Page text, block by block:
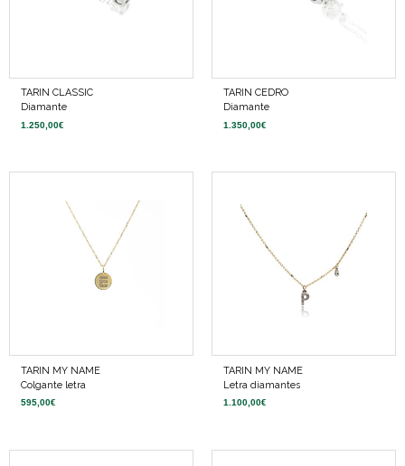
TARIN CLASSIC
Diamante
1.250,00€
TARIN CEDRO
Diamante
1.350,00€
TARIN MY NAME
Colgante letra
595,00€
TARIN MY NAME
Letra diamantes
1.100,00€